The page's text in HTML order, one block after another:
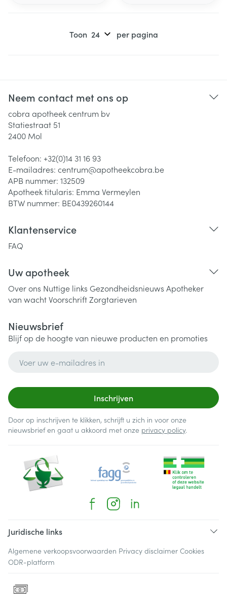
Toon per pagina
Neem contact met ons op
cobra apotheek centrum bv
Statiestraat 51
2400 Mol
Telefoon: +32(0)14 31 16 93
E-mailadres: centrum@apotheekcobra.be
APB nummer: 132509
Apotheek titularis: Emma Vermeylen
BTW nummer: BE0439260144
Klantenservice
FAQ
Uw apotheek
Over ons Nuttige links Gezondheidsnieuws Apotheker
van wachtVoorschriftZorgtarieven
Nieuwsbrief
Blijf op de hoogte van nieuwe producten en promoties
Inschrijven
Door op inschrijven te klikken, schrijft u zich in voor onze
nieuwsbrief en gaat u akkoord met onze privacy policy.
Juridische links
Algemene verkoopsvoorwaarden Privacy disclaimer Cookies
ODR-platform